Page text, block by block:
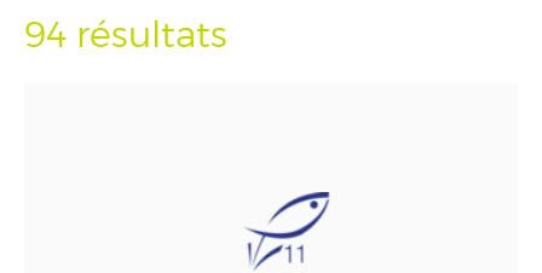
94 résultats